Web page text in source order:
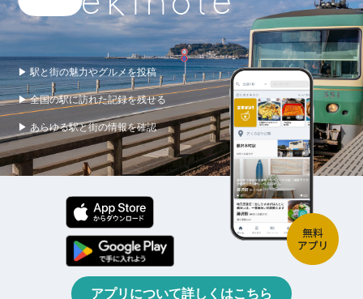
▶ 駅と街の魅力やグルメを投稿
▶ 全国の駅に訪れた記録を残せる
▶ あらゆる駅と街の情報を確認
アプリについて詳しくはこちら